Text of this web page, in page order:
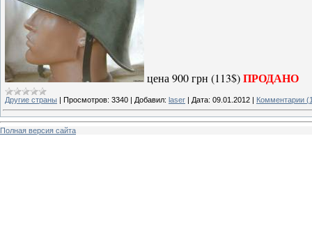
цена 900 грн (113$)ПРОДАНО
Другие страны | Просмотров: 3340 | Добавил: laser | Дата: 09.01.2012 | Комментарии
Полная версия сайта